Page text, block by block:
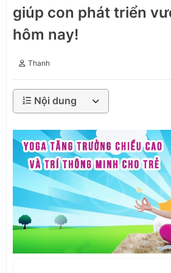
giúp con phát triển
hôm nay!
Thanh
Nội dung